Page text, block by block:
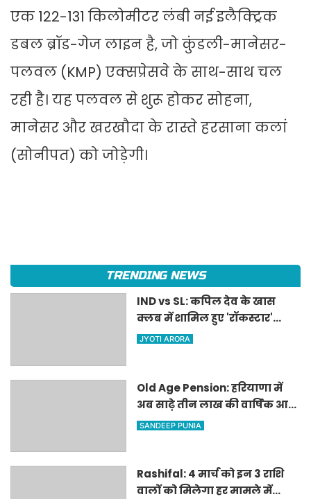
एक 122-131 किलोमीटर लंबी नई इलैक्ट्रिक
डबल ब्रॉड-गेज लाइन है, जो कुंडली-मानेसर-
पलवल (KMP) एक्सप्रेसवे के साथ-साथ चल
रही है। यह पलवल से शुरू होकर सोहना,
मानेसर और खरखौदा के रास्ते हरसाना कलां
(सोनीपत) को जोड़ेगी।
TRENDING NEWS
IND vs SL: कपिल देव के खास
क्लब में शामिल हुए 'रॉकस्टार'
जडेजा, ऐसा करने वाले बने मात्र
JYOTI ARORA
Old Age Pension: हरियाणा में
अब साढ़े तीन लाख की वार्षिक आय
वाले बुजुर्गों को भी मिलेगी बुढ़ापा
SANDEEP PUNIA
Rashifal: 4 मार्च को इन 3 राशि
वालों को मिलेगा हर मामले में